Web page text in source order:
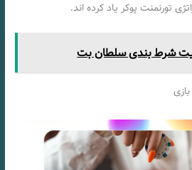
تورنمنت پوکر یاد کرده اند.
شرط بندی سلطان بت